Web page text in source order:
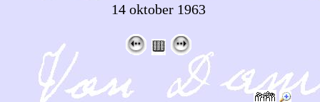
14 oktober 1963